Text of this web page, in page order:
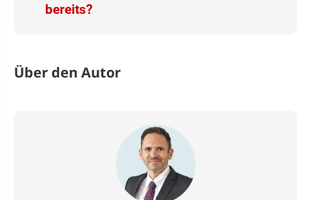
bereits?
Über den Autor